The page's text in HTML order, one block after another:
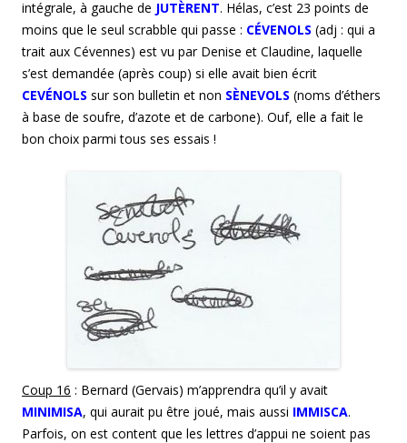
intégrale, à gauche de JUTÈRENT. Hélas, c’est 23 points de
moins que le seul scrabble qui passe : CÉVENOLS (adj : qui a
trait aux Cévennes) est vu par Denise et Claudine, laquelle
s’est demandée (après coup) si elle avait bien écrit
CEVÉNOLS sur son bulletin et non SÈNEVOLS (noms d’éthers
à base de soufre, d’azote et de carbone). Ouf, elle a fait le
bon choix parmi tous ses essais !
Coup 16 : Bernard (Gervais) m’apprendra qu’il y avait
MINIMISA, qui aurait pu être joué, mais aussi IMMISCA.
Parfois, on est content que les lettres d’appui ne soient pas